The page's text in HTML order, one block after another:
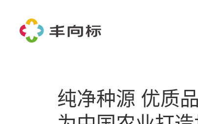
纯净种源 优质